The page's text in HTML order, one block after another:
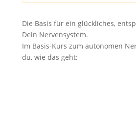
Die Basis für ein glückliches,
Dein Nervensystem.
Im Basis-Kurs zum autonomen
du, wie das geht: